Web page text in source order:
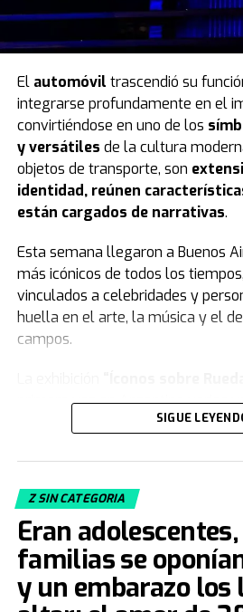
El automóvil trascendió su
integrarse profundamente en el
convirtiéndose en uno de los
y versátiles de la cultura
objetos de transporte, son
identidad, reúnen
están cargados de narrativas.
Esta semana llegaron a Buenos
más icónicos de todos los
vinculados a celebridades y
huella en el arte, la música y el
campos.
primera vez en Argentina varios
Jorge Yarur, creador
Santiago de Chile.
Acacia Echazarreta
Curaduría de la institución, le
muestra. “Nuestra colección, con
vestuario y accesorios, busca
Tratamos de retratar distintos
SIGUE
Z SIN CATEGORIA
Eran
familias se
y un embarazo los